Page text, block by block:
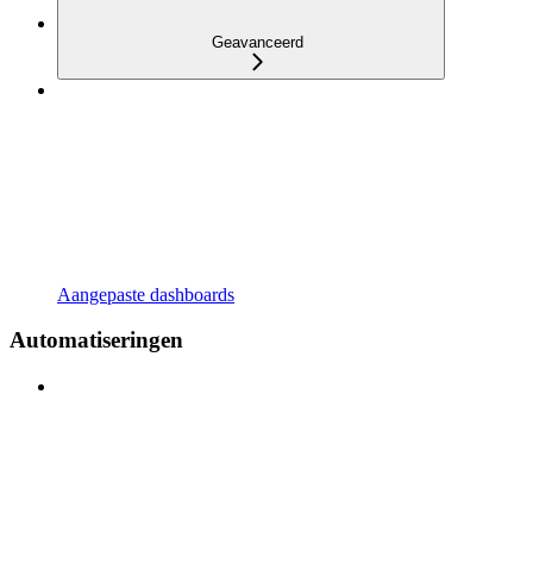
Geavanceerd
Aangepaste dashboards
Automatiseringen